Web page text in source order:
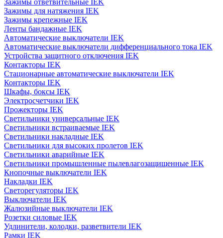
Зажимы ответвительные IEK
Зажимы для натяжения IEK
Зажимы крепежные IEK
Ленты бандажные IEK
Автоматические выключатели IEK
Автоматические выключатели дифференциального тока IEK
Устройства защитного отключения IEK
Контакторы IEK
Стационарные автоматические выключатели IEK
Контакторы IEK
Шкафы, боксы IEK
Электросчетчики IEK
Прожекторы IEK
Светильники универсальные IEK
Светильники встраиваемые IEK
Светильники накладные IEK
Светильники для высоких пролетов IEK
Светильники аварийные IEK
Светильники промышленные пылевлагозащищенные IEK
Кнопочные выключатели IEK
Накладки IEK
Светорегуляторы IEK
Выключатели IEK
Жалюзийные выключатели IEK
Розетки силовые IEK
Удлинители, колодки, разветвители IEK
Рамки IEK